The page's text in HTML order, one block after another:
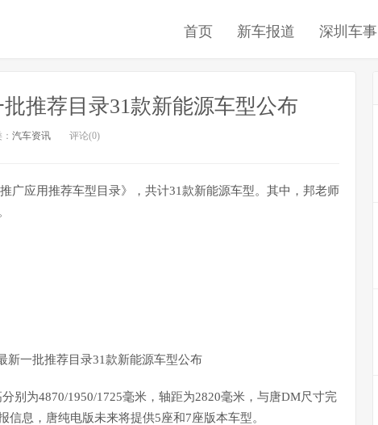
首页 新车报道 深圳车事
推荐目录31款新能源车型公布
汽车资讯 评论(0)
广应用推荐车型目录》，共计31款新能源车型。其中，邦老师
别为4870/1950/1725毫米，轴距为2820毫米，与唐DM尺寸完
息，唐纯电版未来将提供5座和7座版本车型。